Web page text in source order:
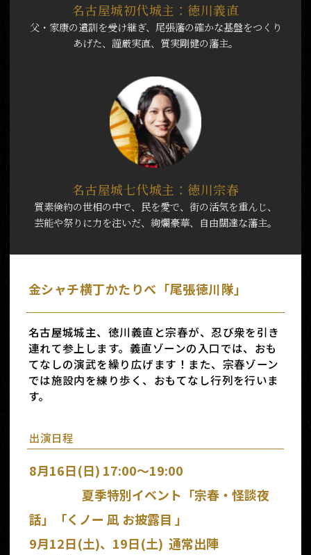
名古屋城初代城主：徳川義直
父・家康の遺訓を受け継ぎ、尾張藩の確かな基盤をつくり
あげた、謹厳実直、質実剛健の藩主。
名古屋城七代城主：徳川宗春
質素倹約の世相の中で、民を愛で、街の活気を重んじ、
芸能や祭りに力を注いだ、絢爛豪華、自由闊達な藩主。
金シャチ横丁かたりべ「尾張徳川隊」
名古屋城城主、徳川義直と宗春が、忍び衆を引き
連れて参上します。義直ゾーンの入口では、おも
てなしの演武を繰り広げます！また、宗春ゾーン
では施設内を練り歩く、おもてなし行列を行いま
す。
出演日程
8月16日(日) 17:00～19:00
夏季特別イベント「宗春・怪談夜
話」「くノー 凪 お披露目 」
9月12日(土)、19日(土) 通常出陣